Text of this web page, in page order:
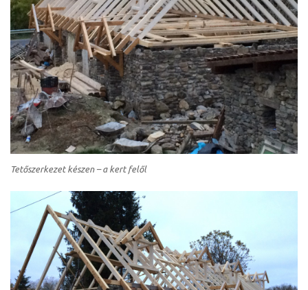
Tetőszerkezet készen – a kert felől